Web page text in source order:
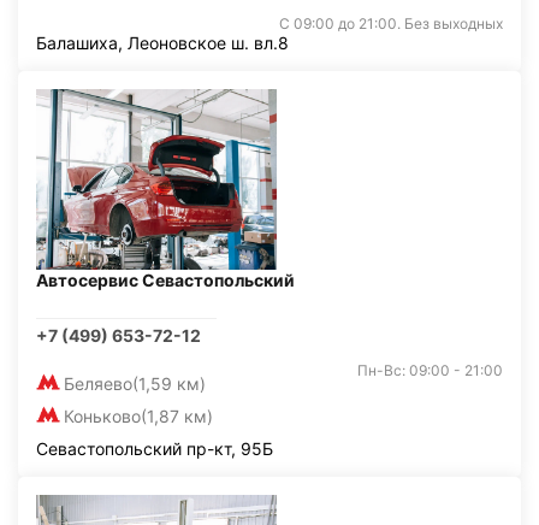
С 09:00 до 21:00. Без выходных
Балашиха, Леоновское ш. вл.8
Автосервис Севастопольский
+7 (499) 653-72-12
Беляево(1,59 км)
Коньково(1,87 км)
Пн-Вс: 09:00 - 21:00
Севастопольский пр-кт, 95Б